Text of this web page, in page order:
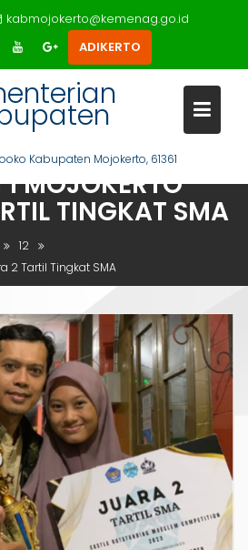
kabmojokerto@kemenag.go.id
ADIKERTO
Kabupaten Mojokerto, 61361
MOJOKERTO
TINGKAT SMA
12
2 Tartil Tingkat SMA